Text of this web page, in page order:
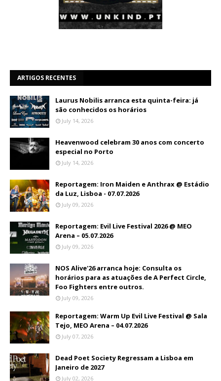
ARTIGOS RECENTES
Laurus Nobilis arranca esta quinta-feira: já
são conhecidos os horários
July 14, 2026
Heavenwood celebram 30 anos com concerto
especial no Porto
July 14, 2026
Reportagem: Iron Maiden e Anthrax @ Estádio
da Luz, Lisboa - 07.07.2026
July 09, 2026
Reportagem: Evil Live Festival 2026 @ MEO
Arena – 05.07.2026
July 09, 2026
NOS Alive'26 arranca hoje: Consulta os
horários para as atuações de A Perfect Circle,
Foo Fighters entre outros.
July 09, 2026
Reportagem: Warm Up Evil Live Festival @ Sala
Tejo, MEO Arena – 04.07.2026
July 07, 2026
Dead Poet Society Regressam a Lisboa em
Janeiro de 2027
July 02, 2026